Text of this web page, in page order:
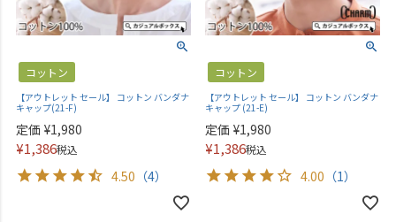
コットン
【アウトレット セール】 コットン バンダナ
キャップ(21-F)
定価 ¥1,980
¥1,386税込
4.50 （4）
コットン
【アウトレット セール】 コットン バンダナ
キャップ (21-E)
定価 ¥1,980
¥1,386税込
4.00 （1）